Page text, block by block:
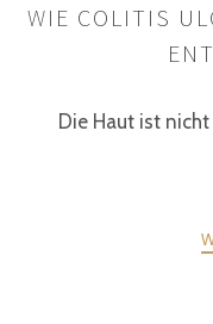
WIE COLITIS
Die Haut ist